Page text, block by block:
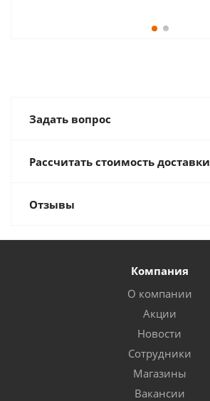
Задать вопрос
Рассчитать стоимость доставки
Отзывы
Компания
О компании
Акции
Новости
Сотрудники
Магазины
Вакансии